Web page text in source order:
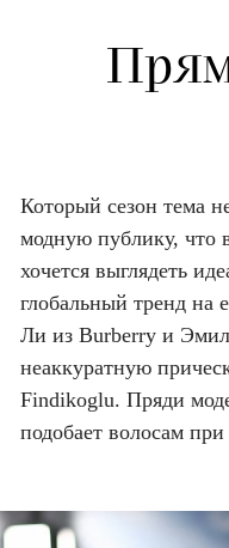
Который сезон тема
модную публику, что
хочется выглядеть
глобальный тренд на
Ли из Burberry и
неаккуратную
Findikoglu. Пряди
подобает волосам